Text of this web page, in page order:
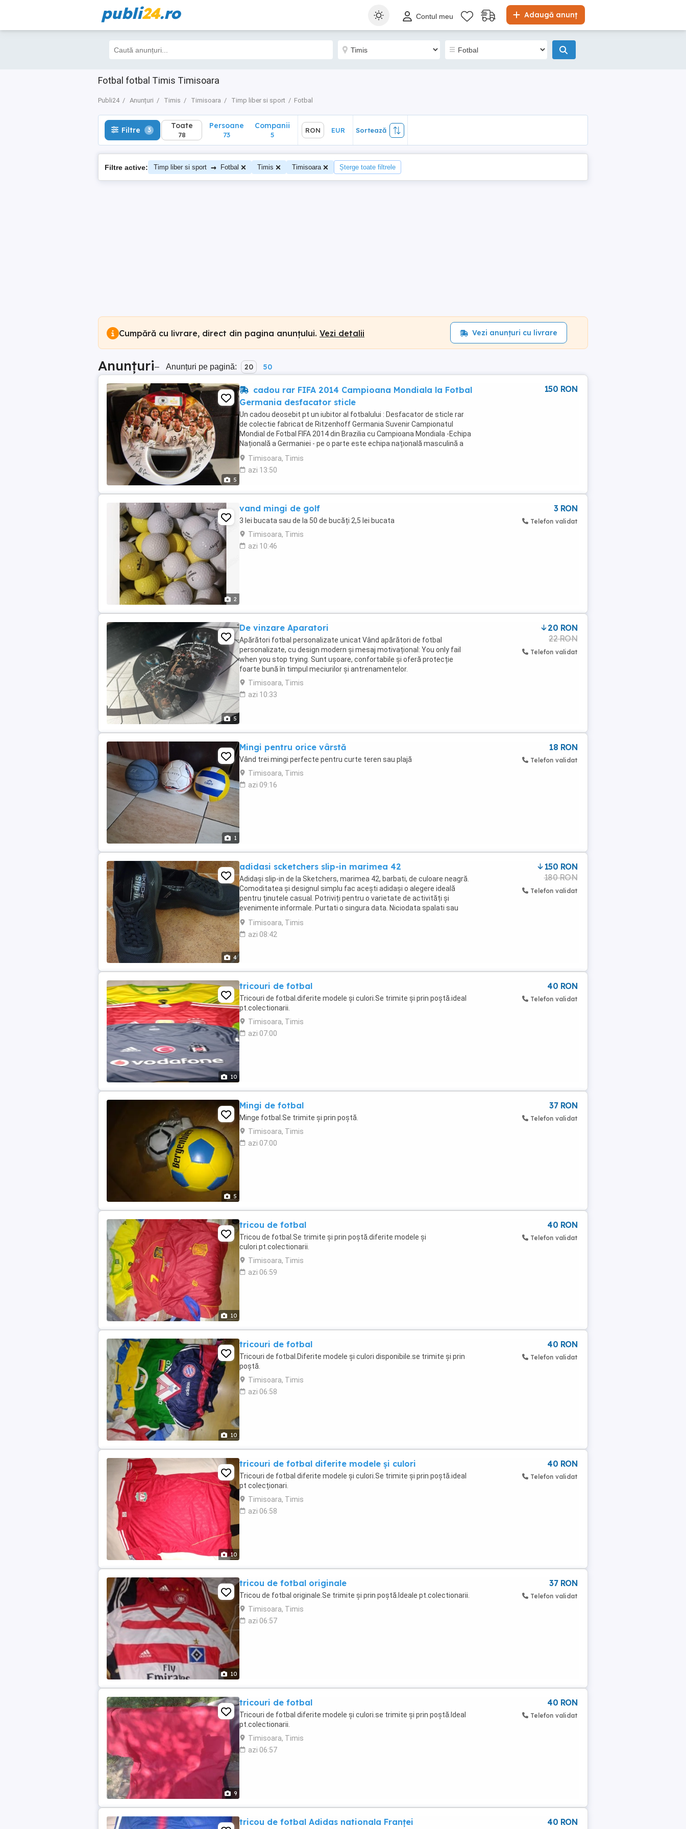
publi24.ro Adaugă anunț
Contul meu
Fotbal fotbal Timis Timisoara
Publi24 Anunțuri Timis Timisoara Timp liber si sport Fotbal
Filtre 3 Toate
78
Sortează
Filtre 3 Toate
78
Persoane
73
Companii
5
RON EUR Sortează
Filtre active: Timp liber si sport → Fotbal Timis Timisoara Șterge toate filtrele
Cumpără cu livrare, direct din pagina anunțului. Vezi detalii Vezi anunțuri cu livrare
Anunțuri– Anunțuri pe pagină: 20 50
5
cadou rar FIFA 2014 Campioana Mondiala la Fotbal
Germania desfacator sticle
Un cadou deosebit pt un iubitor al fotbalului : Desfacator de sticle rar
de colectie fabricat de Ritzenhoff Germania Suvenir Campionatul
Mondial de Fotbal FIFA 2014 din Brazilia cu Campioana Mondiala -Echipa
Națională a Germaniei - pe o parte este echipa națională masculină a
Germniei Campioana ...
Timisoara, Timis
azi 13:50
150 RON
2
vand mingi de golf
3 lei bucata sau de la 50 de bucăți 2,5 lei bucata
Timisoara, Timis
azi 10:46
3 RON
Telefon validat
5
De vinzare Aparatori
Apărători fotbal personalizate unicat Vând apărători de fotbal
personalizate, cu design modern și mesaj motivațional: You only fail
when you stop trying. Sunt ușoare, confortabile și oferă protecție
foarte bună în timpul meciurilor și antrenamentelor.
Timisoara, Timis
azi 10:33
20 RON
22 RON
Telefon validat
1
Mingi pentru orice vârstă
Vând trei mingi perfecte pentru curte teren sau plajă
Timisoara, Timis
azi 09:16
18 RON
Telefon validat
4
adidasi scketchers slip-in marimea 42
Adidași slip-in de la Sketchers, marimea 42, barbati, de culoare neagră.
Comoditatea și designul simplu fac acești adidași o alegere ideală
pentru ținutele casual. Potriviți pentru o varietate de activități și
evenimente informale. Purtati o singura data. Niciodata spalati sau
curatati. Pret de noi ...
Timisoara, Timis
azi 08:42
150 RON
180 RON
Telefon validat
10
tricouri de fotbal
Tricouri de fotbal.diferite modele și culori.Se trimite și prin poștă.ideal
pt.colectionarii.
Timisoara, Timis
azi 07:00
40 RON
Telefon validat
5
Mingi de fotbal
Minge fotbal.Se trimite și prin poștă.
Timisoara, Timis
azi 07:00
37 RON
Telefon validat
10
tricou de fotbal
Tricou de fotbal.Se trimite și prin poștă.diferite modele și
culori.pt.colectionarii.
Timisoara, Timis
azi 06:59
40 RON
Telefon validat
10
tricouri de fotbal
Tricouri de fotbal.Diferite modele și culori disponibile.se trimite și prin
poștă.
Timisoara, Timis
azi 06:58
40 RON
Telefon validat
10
tricouri de fotbal diferite modele și culori
Tricouri de fotbal diferite modele și culori.Se trimite și prin poștă.ideal
pt colecționari.
Timisoara, Timis
azi 06:58
40 RON
Telefon validat
10
tricou de fotbal originale
Tricou de fotbal originale.Se trimite și prin poștă.Ideale pt.colectionarii.
Timisoara, Timis
azi 06:57
37 RON
Telefon validat
9
tricouri de fotbal
Tricouri de fotbal diferite modele și culori.se trimite și prin poștă.Ideal
pt.colectionarii.
Timisoara, Timis
azi 06:57
40 RON
Telefon validat
tricou de fotbal Adidas nationala Franței 40 RON